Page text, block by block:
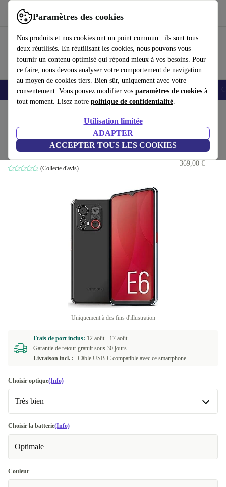
Paramètres des cookies
Nos produits et nos cookies ont un point commun : ils sont tous
deux réutilisés. En réutilisant les cookies, nous pouvons vous
fournir un contenu optimisé qui répond mieux à vos besoins. Pour
ce faire, nous devons analyser votre comportement de navigation
au moyen de cookies tiers. Bien sûr, uniquement avec votre
consentement. Vous pouvez modifier vos paramètres de cookies à
tout moment. Lisez notre politique de confidentialité.
Utilisation limitée
ADAPTER
ACCEPTER TOUS LES COOKIES
Utilisez refurbed rapidement et facilement
Smartphones Laptops Tablettes Montres connectées Accessoires
Emporia Smart 6
noir
(Collecte d'avis)
233,99 €
369,00 €
Uniquement à des fins d'illustration
Frais de port inclus: 12 août - 17 août
Garantie de retour gratuit sous 30 jours
Livraison incl. :
Câble USB-C compatible avec ce smartphone
Choisir optique(Info)
Très bien
Très bien
Premium
Choisir la batterie(Info)
Optimale
Couleur